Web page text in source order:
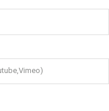
pašvaldības
jūlijā